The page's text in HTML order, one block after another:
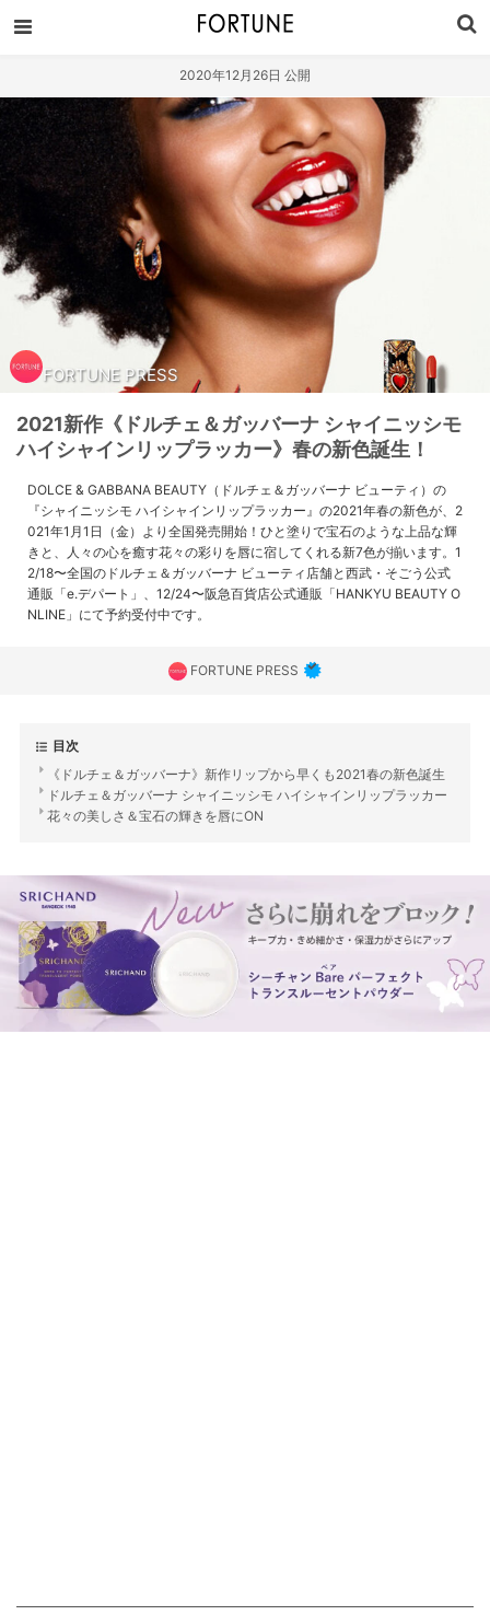
2020年12月26日 公開
FORTUNE PRESS
2021新作《ドルチェ＆ガッバーナ シャイニッシモ
ハイシャインリップラッカー》春の新色誕生！
DOLCE & GABBANA BEAUTY（ドルチェ＆ガッバーナ ビューティ）の
『シャイニッシモ ハイシャインリップラッカー』の2021年春の新色が、2
021年1月1日（金）より全国発売開始！ひと塗りで宝石のような上品な輝
きと、人々の心を癒す花々の彩りを唇に宿してくれる新7色が揃います。1
2/18〜全国のドルチェ＆ガッバーナ ビューティ店舗と西武・そごう公式
通販「e.デパート」、12/24〜阪急百貨店公式通販「HANKYU BEAUTY O
NLINE」にて予約受付中です。
FORTUNE PRESS
目次
《ドルチェ＆ガッバーナ》新作リップから早くも2021春の新色誕生
ドルチェ＆ガッバーナ シャイニッシモ ハイシャインリップラッカー
花々の美しさ＆宝石の輝きを唇にON